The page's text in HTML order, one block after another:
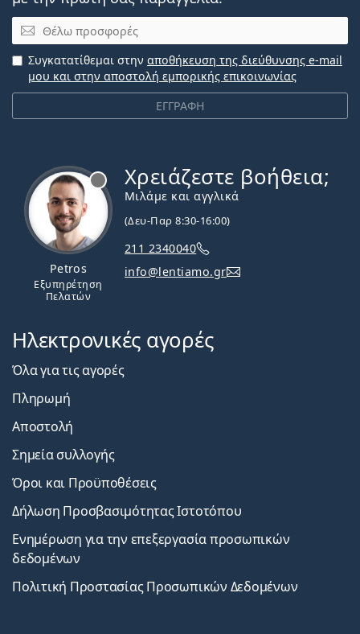
Email
ΕΓΓΡΑΦΗ
Συγκατατίθεμαι στην αποθήκευση της διεύθυνσης e-mail
μου και στην αποστολή εμπορικής επικοινωνίας
Petros
Εξυπηρέτηση
Πελατών
Χρειάζεστε βοήθεια;
Μιλάμε και αγγλικά
(Δευ-Παρ 8:30-16:00)
211 2340040
info@lentiamo.gr
Ηλεκτρονικές αγορές
Όλα για τις αγορές
Πληρωμή
Αποστολή
Σημεία συλλογής
Όροι και Προϋποθέσεις
Δήλωση Προσβασιμότητας Ιστοτόπου
Ενημέρωση για την επεξεργασία προσωπικών
δεδομένων
Πολιτική Προστασίας Προσωπικών Δεδομένων